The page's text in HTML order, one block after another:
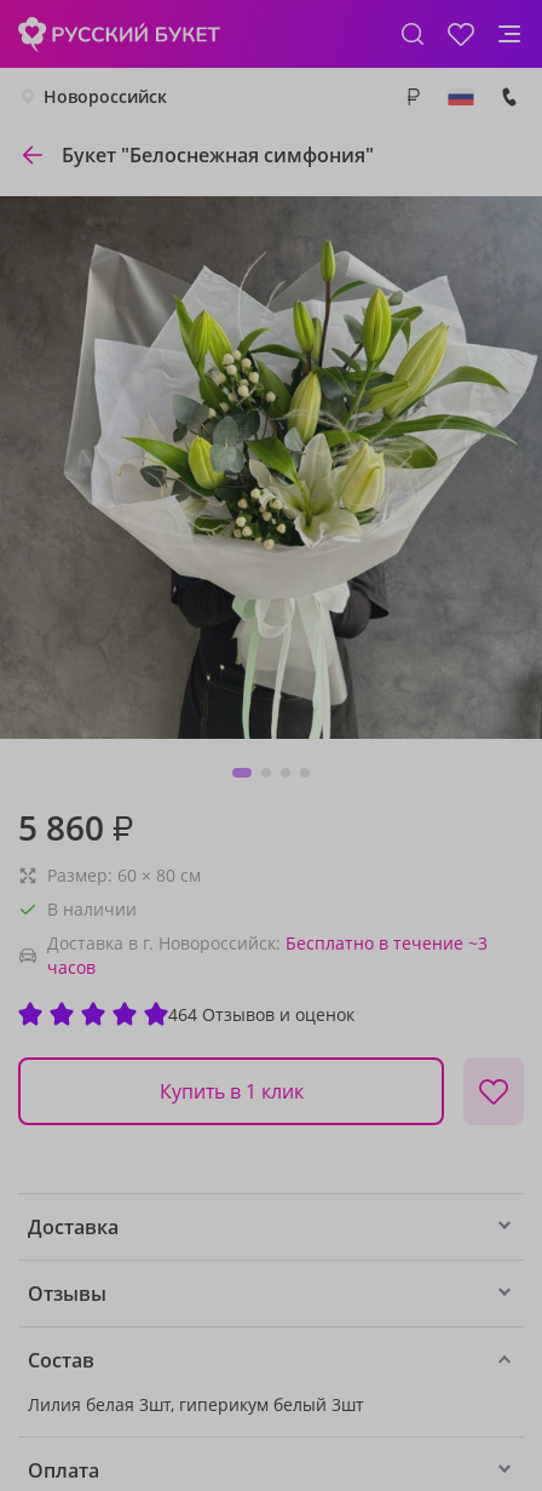
Новороссийск
Букет "Белоснежная симфония"
5 860 ₽
Размер: 60 × 80 см
В наличии
Доставка в г. Новороссийск: Бесплатно в течение ~3
часов
464 Отзывов и оценок
Купить в 1 клик
Доставка
Отзывы
Состав
Лилия белая 3шт, гиперикум белый 3шт
Оплата